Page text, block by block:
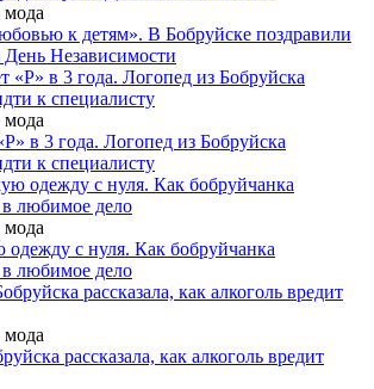
мода
к детям». В Бобруйске поздравили
Независимости
мода
в 3 года. Логопед из Бобруйска
к специалисту
мода
одежду с нуля. Как бобруйчанка
любимое дело
мода
рассказала, как алкоголь вредит